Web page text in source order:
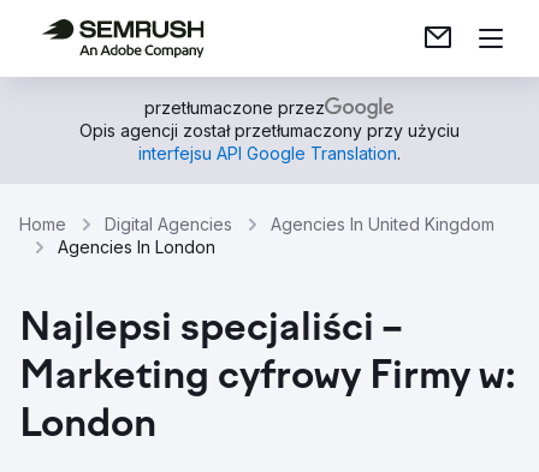
przetłumaczone przez
Opis agencji został przetłumaczony przy użyciu
interfejsu API Google Translation.
Home Digital Agencies
Agencies In United Kingdom
Agencies In London
Najlepsi specjaliści –
Marketing cyfrowy Firmy w:
London